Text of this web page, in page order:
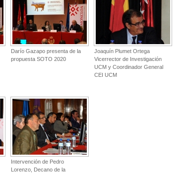
Darío Gazapo presenta de la
propuesta SOTO 2020
Joaquín Plumet Ortega
Vicerrector de Investigación
UCM y Coordinador General
CEI UCM
Intervención de Pedro
Lorenzo, Decano de la